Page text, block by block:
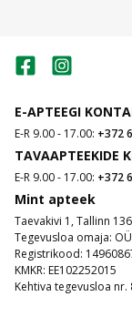
E-APTEEGI
E-R 9.00 - 17.00: +372
TAVAAPTEEKIDE
E-R 9.00 - 17.00: +372
Mint apteek
Taevakivi 1, Tallinn
Tegevusloa omaja:
Registrikood:
KMKR: EE102252015
Kehtiva tegevusloa nr.